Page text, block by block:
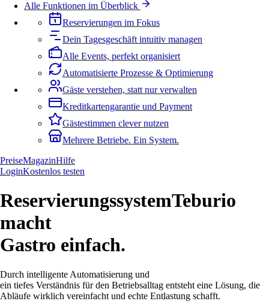
Alle Funktionen im Überblick
Reservierungen im Fokus
Dein Tagesgeschäft intuitiv managen
Alle Events, perfekt organisiert
Automatisierte Prozesse & Optimierung
Gäste verstehen, statt nur verwalten
Kreditkartengarantie und Payment
Gästestimmen clever nutzen
Mehrere Betriebe. Ein System.
PreiseMagazinHilfe
LoginKostenlos testen
ReservierungssystemTeburio
macht
Gastro einfach.
Durch intelligente Automatisierung und
ein tiefes Verständnis für den Betriebsalltag entsteht eine Lösung, die
Abläufe wirklich vereinfacht und echte Entlastung schafft.